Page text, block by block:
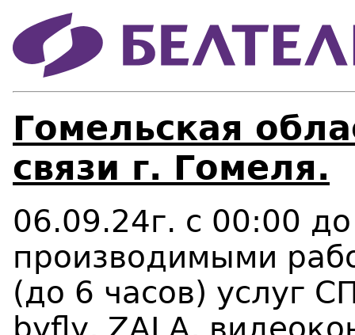
Гомельская
связи г. Гомеля.
06.09.24г. с 00:00
производимыми
(до 6 часов) услуг